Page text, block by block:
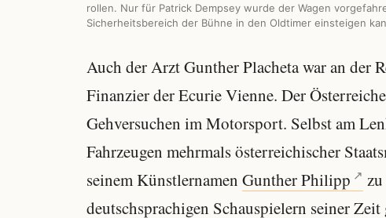
rollen. Nur für Patrick Dempsey wurde der Wagen
Sicherheitsbereich der Bühne in den Oldtimer einsteigen
Auch der Arzt Gunther Placheta war an der
Finanzier der Ecurie Vienne. Der
Gehversuchen im Motorsport. Selbst am
Fahrzeugen mehrmals österreichischer
seinem Künstlernamen Gunther Philipp
deutschsprachigen Schauspielern seiner